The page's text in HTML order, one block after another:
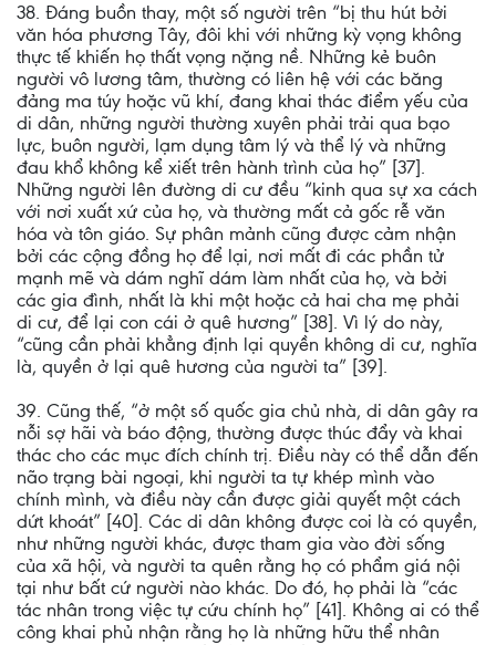
38. Đáng buồn thay, một số người trên “bị thu hút bởi
văn hóa phương Tây, đôi khi với những kỳ vọng không
thực tế khiến họ thất vọng nặng nề. Những kẻ buôn
người vô lương tâm, thường có liên hệ với các băng
đảng ma túy hoặc vũ khí, đang khai thác điểm yếu của
di dân, những người thường xuyên phải trải qua bạo
lực, buôn người, lạm dụng tâm lý và thể lý và những
đau khổ không kể xiết trên hành trình của họ” [37].
Những người lên đường di cư đều “kinh qua sự xa cách
với nơi xuất xứ của họ, và thường mất cả gốc rễ văn
hóa và tôn giáo. Sự phân mảnh cũng được cảm nhận
bởi các cộng đồng họ để lại, nơi mất đi các phần tử
mạnh mẽ và dám nghĩ dám làm nhất của họ, và bởi
các gia đình, nhất là khi một hoặc cả hai cha mẹ phải
di cư, để lại con cái ở quê hương” [38]. Vì lý do này,
“cũng cần phải khẳng định lại quyền không di cư, nghĩa
là, quyền ở lại quê hương của người ta” [39].
39. Cũng thế, “ở một số quốc gia chủ nhà, di dân gây ra
nỗi sợ hãi và báo động, thường được thúc đẩy và khai
thác cho các mục đích chính trị. Điều này có thể dẫn đến
não trạng bài ngoại, khi người ta tự khép mình vào
chính mình, và điều này cần được giải quyết một cách
dứt khoát” [40]. Các di dân không được coi là có quyền,
như những người khác, được tham gia vào đời sống
của xã hội, và người ta quên rằng họ có phẩm giá nội
tại như bất cứ người nào khác. Do đó, họ phải là “các
tác nhân trong việc tự cứu chính họ” [41]. Không ai có thể
công khai phủ nhận rằng họ là những hữu thể nhân